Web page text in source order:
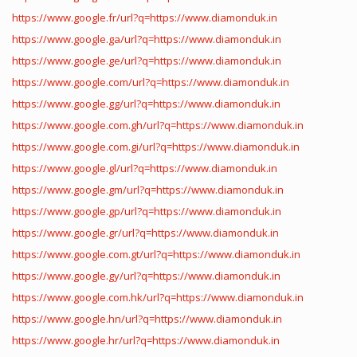
https://www.google.fr/url?q=https://www.diamonduk.in
https://www.google.ga/url?q=https://www.diamonduk.in
https://www.google.ge/url?q=https://www.diamonduk.in
https://www.google.com/url?q=https://www.diamonduk.in
https://www.google.gg/url?q=https://www.diamonduk.in
https://www.google.com.gh/url?q=https://www.diamonduk.in
https://www.google.com.gi/url?q=https://www.diamonduk.in
https://www.google.gl/url?q=https://www.diamonduk.in
https://www.google.gm/url?q=https://www.diamonduk.in
https://www.google.gp/url?q=https://www.diamonduk.in
https://www.google.gr/url?q=https://www.diamonduk.in
https://www.google.com.gt/url?q=https://www.diamonduk.in
https://www.google.gy/url?q=https://www.diamonduk.in
https://www.google.com.hk/url?q=https://www.diamonduk.in
https://www.google.hn/url?q=https://www.diamonduk.in
https://www.google.hr/url?q=https://www.diamonduk.in